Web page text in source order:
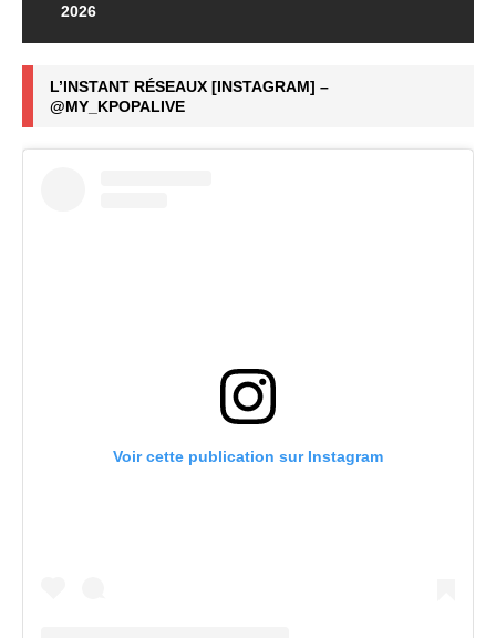
2026
L’INSTANT RÉSEAUX [INSTAGRAM] –
@MY_KPOPALIVE
Voir cette publication sur Instagram